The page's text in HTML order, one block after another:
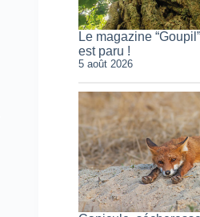
Le magazine
est paru !
5 août 2026